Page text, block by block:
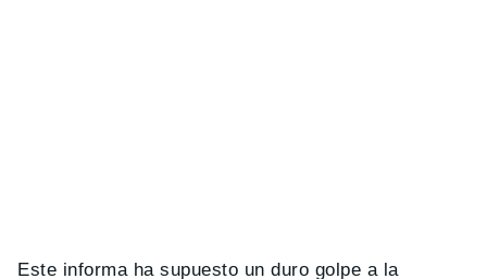
Este informa ha supuesto un duro golpe a la